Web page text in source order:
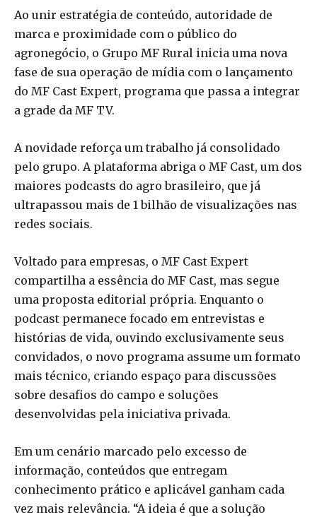
Ao unir estratégia de conteúdo, autoridade de
marca e proximidade com o público do
agronegócio, o Grupo MF Rural inicia uma nova
fase de sua operação de mídia com o lançamento
do MF Cast Expert, programa que passa a integrar
a grade da MF TV.
A novidade reforça um trabalho já consolidado
pelo grupo. A plataforma abriga o MF Cast, um dos
maiores podcasts do agro brasileiro, que já
ultrapassou mais de 1 bilhão de visualizações nas
redes sociais.
Voltado para empresas, o MF Cast Expert
compartilha a essência do MF Cast, mas segue
uma proposta editorial própria. Enquanto o
podcast permanece focado em entrevistas e
histórias de vida, ouvindo exclusivamente seus
convidados, o novo programa assume um formato
mais técnico, criando espaço para discussões
sobre desafios do campo e soluções
desenvolvidas pela iniciativa privada.
Em um cenário marcado pelo excesso de
informação, conteúdos que entregam
conhecimento prático e aplicável ganham cada
vez mais relevância. “A ideia é que a solução